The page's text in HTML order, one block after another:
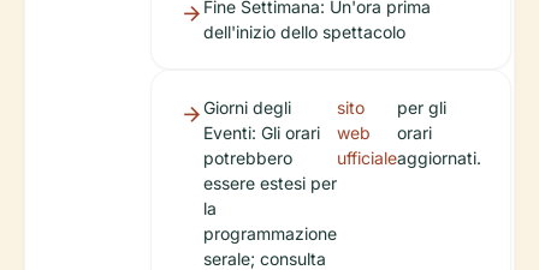
Fine Settimana: Un'ora prima
dell'inizio dello spettacolo
Giorni degli
Eventi: Gli orari
potrebbero
essere estesi per
la
programmazione
serale; consulta
sito
web
ufficiale
per gli
orari
aggiornati.